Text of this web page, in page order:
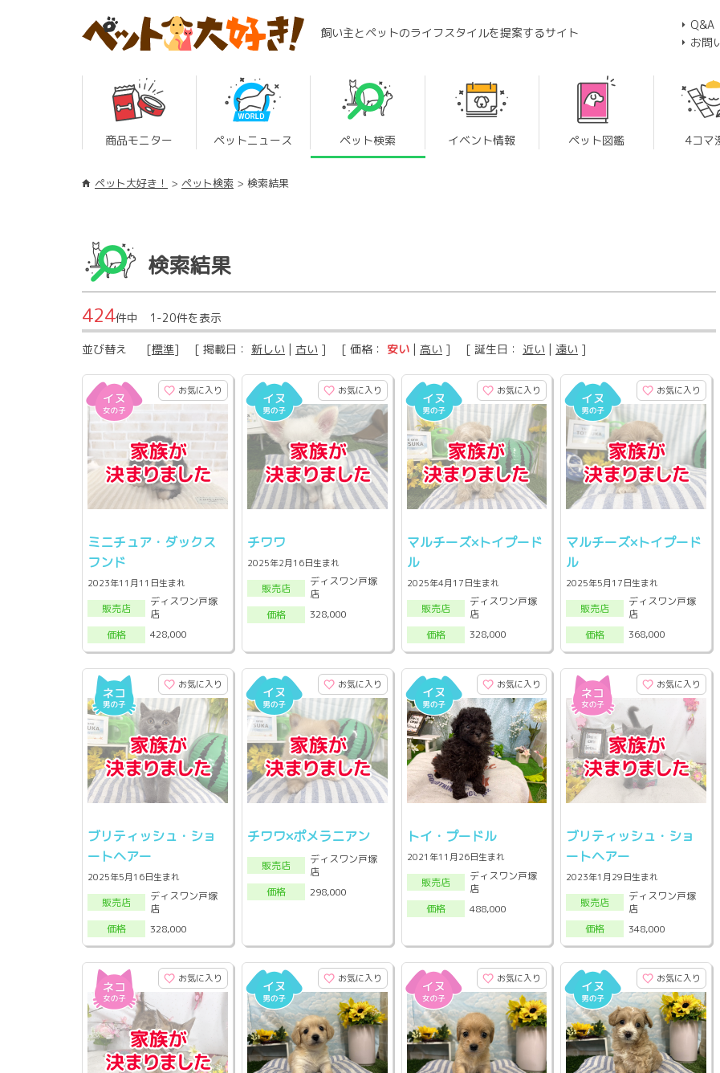
飼い主とペットのライフスタイルを提案するサイト
Q&A
お問
商品モニター ペットニュース ペット検索 イベント情報 ペット図鑑 4コマ
ペット大好き！ ペット検索 検索結果
検索結果
424件中 1-20件を表示
並び替え [標準] [ 掲載日： 新しい | 古い ] [ 価格： 安い | 高い ] [ 誕生日： 近い | 遠い ]
お気に入り
ミニチュア・ダックス
フンド
2023年11月11日生まれ
販売店
ディスワン戸塚
店
価格
428,000
お気に入り
チワワ
2025年2月16日生まれ
販売店
ディスワン戸塚
店
価格
328,000
お気に入り
マルチーズ×トイプード
ル
2025年4月17日生まれ
販売店
ディスワン戸塚
店
価格
328,000
お気に入り
マルチーズ×トイプード
ル
2025年5月17日生まれ
販売店
ディスワン戸塚
店
価格
368,000
お気に入り
ブリティッシュ・ショ
ートヘアー
2025年5月16日生まれ
販売店
ディスワン戸塚
店
価格
328,000
お気に入り
チワワ×ポメラニアン
販売店
ディスワン戸塚
店
価格
298,000
お気に入り
トイ・プードル
2021年11月26日生まれ
販売店
ディスワン戸塚
店
価格
488,000
お気に入り
ブリティッシュ・ショ
ートヘアー
2023年1月29日生まれ
販売店
ディスワン戸塚
店
価格
348,000
お気に入り お気に入り お気に入り お気に入り